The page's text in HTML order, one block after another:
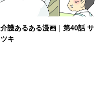
介護あるある漫画｜第40話 サ
ツキ